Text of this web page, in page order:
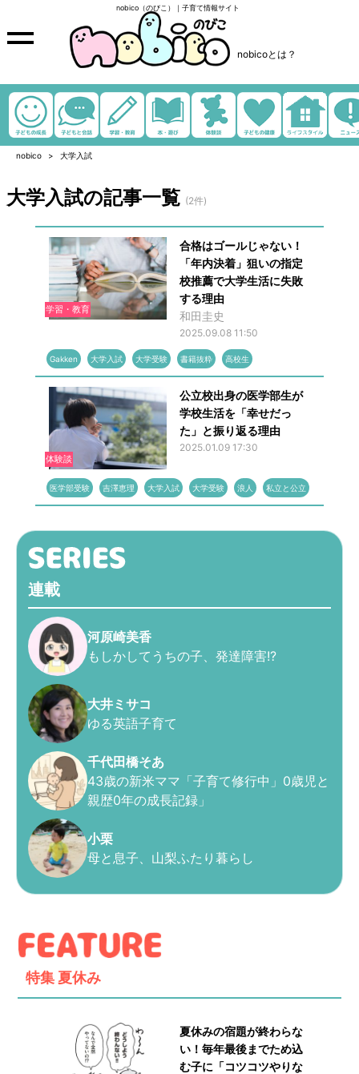
nobico（のびこ）｜子育て情報サイト
nobicoとは？
nobico 大学入試
大学入試の記事一覧 (2件)
学習・教育
合格はゴールじゃない！
「年内決着」狙いの指定
校推薦で大学生活に失敗
する理由
和田圭史
2025.09.08 11:50
Gakken 大学入試 大学受験 書籍抜粋 高校生
体験談
公立校出身の医学部生が
学校生活を「幸せだっ
た」と振り返る理由
2025.01.09 17:30
医学部受験 吉澤恵理 大学入試 大学受験 浪人 私立と公立
連載
河原崎美香
もしかしてうちの子、発達障害!?
大井ミサコ
ゆる英語子育て
千代田橋そあ
43歳の新米ママ「子育て修行中」0歳児と
親歴0年の成長記録」
小栗
母と息子、山梨ふたり暮らし
特集 夏休み
夏休みの宿題が終わらな
い！毎年最後までため込
む子に「コツコツやりな